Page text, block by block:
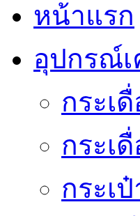
หน้าแรก
อุปกรณ์
กระเ
กระเ
กระเ